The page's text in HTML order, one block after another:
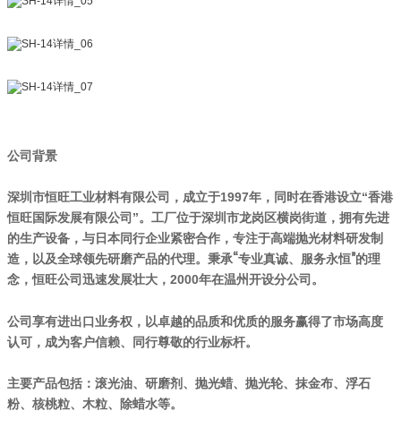
公司背景
深圳市恒旺工业材料有限公司，成立于1997年，同时在香港设立“香港
恒旺国际发展有限公司”。工厂位于深圳市龙岗区横岗街道，拥有先进
的生产设备， 与日本同行企业紧密合作， 专注于高端抛光材料研发制
造，以及全球领先研磨产品的代理。 秉承“专业真诚、服务永恒”的理
念，恒旺公司迅速发展壮大 ，2000年在温州开设分公司。
公司享有进出口业务权，以卓越的品质和优质的服务赢得了市场高度
认可，成为客户信赖、同行尊敬的行业标杆。
主要产品包括：滚光油、研磨剂、抛光蜡、抛光轮、抹金布、浮石
粉、核桃粒、木粒、除蜡水等。